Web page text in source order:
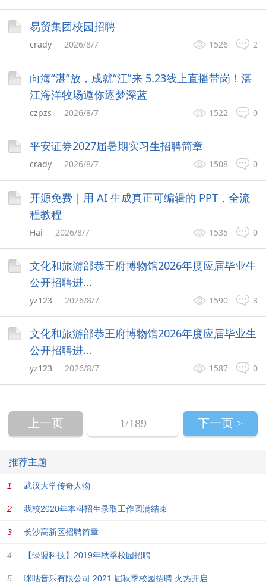
易贸集团校园招聘
2
1526
crady 2026/8/7
向海“湛”放，成就“江”来 5.23线上直播带岗！湛
江海洋牧场邀你逐梦深蓝
0
1522
czpzs 2026/8/7
平安证券2027届暑期实习生招聘简章
0
1508
crady 2026/8/7
开源免费｜用 AI 生成真正可编辑的 PPT，全流
程教程
0
1535
Hai 2026/8/7
文化和旅游部恭王府博物馆2026年度应届毕业生
公开招聘进...
3
1590
yz123 2026/8/7
文化和旅游部恭王府博物馆2026年度应届毕业生
公开招聘进...
0
1587
yz123 2026/8/7
上一页 1/189 下一页 >
推荐主题
武汉大学传奇人物
我校2020年本科招生录取工作圆满结束
长沙高新区招聘简章
【绿盟科技】2019年秋季校园招聘
咪咕音乐有限公司 2021 届秋季校园招聘 火热开启